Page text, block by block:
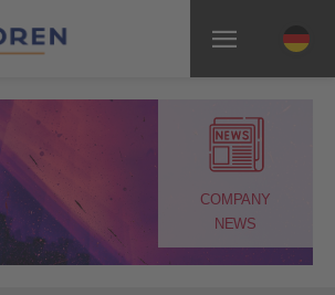
COMPANY
NEWS